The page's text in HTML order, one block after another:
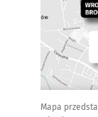
Mapa